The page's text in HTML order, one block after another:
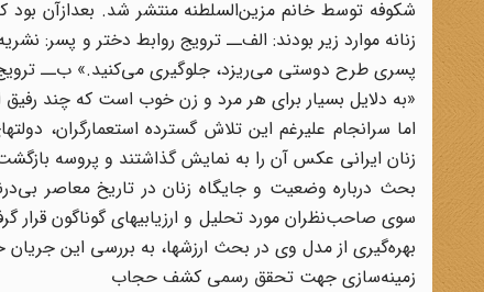
شکوفه‌ توسط‌ خانم‌ مزین‌السلطنه‌ منتشر شد. بعدازآن
زنانه‌ موارد زیر بودند: الف‌ــ ترویج‌ روابط‌ دختر و پسر:
پسری‌ طرح‌ دوستی‌ می‌ریزد، جلوگیری‌ می‌کنید.» ب‌ــ
«به‌ دلایل‌ بسیار برای‌ هر مرد و زن‌ خوب‌ است‌ که‌ چند
اما سرانجام علیرغم‌ این تلاش‌ گسترده‌ استعمارگران،
زنان‌ ایرانی‌ عکس‌ آن‌ را به‌ نمایش‌ گذاشتند و پروسه بازگشت به
بحث درباره وضعیت و جایگاه زنان در تاریخ معاصر
سوی صاحب‌نظران مورد تحلیل و ارزیابیهای گوناگون قرار
بهره‌گیری از مدل وی در بحث ارزشها، به بررسی این
زمینه‌سازی جهت تحقق رسمی کشف حجاب